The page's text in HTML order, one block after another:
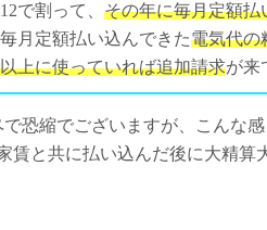
で割って、 その年に毎月定額払
月定額払い込んできた電気代の
上に使っていれば追加請求が来
恐縮でございますが、こんな
賃と共に払い込んだ後に大精算